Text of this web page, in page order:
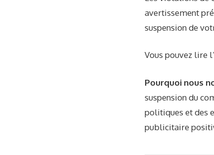
avertissement
suspension de
Vous pouvez lire
Pourquoi nous
suspension du
politiques et des
publicitaire